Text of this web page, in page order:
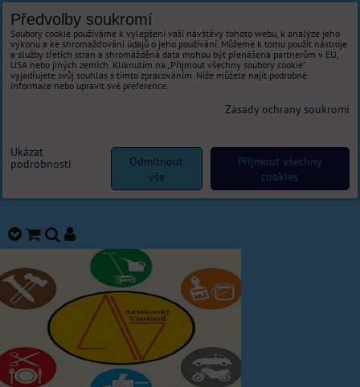
Předvolby soukromí
Soubory cookie používáme k vylepšení vaší návštěvy tohoto webu, k analýze jeho
výkonu a ke shromažďování údajů o jeho používání. Můžeme k tomu použít nástroje
a služby třetích stran a shromážděná data mohou být přenášena partnerům v EU,
USA nebo jiných zemích. Kliknutím na „Přijmout všechny soubory cookie“
vyjadřujete svůj souhlas s tímto zpracováním. Níže můžete najít podrobné
informace nebo upravit své preference.
Zásady ochrany soukromí
Ukázat
podrobnosti
Přijmout všechny
cookies
Odmítnout
vše